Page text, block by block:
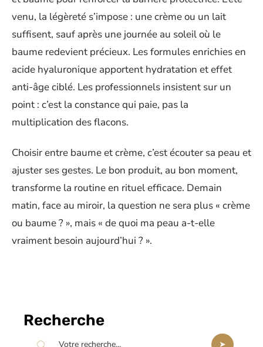
venu, la légèreté s’impose : une crème ou un lait
suffisent, sauf après une journée au soleil où le
baume redevient précieux. Les formules enrichies en
acide hyaluronique apportent hydratation et effet
anti-âge ciblé. Les professionnels insistent sur un
point : c’est la constance qui paie, pas la
multiplication des flacons.
Choisir entre baume et crème, c’est écouter sa peau et
ajuster ses gestes. Le bon produit, au bon moment,
transforme la routine en rituel efficace. Demain
matin, face au miroir, la question ne sera plus « crème
ou baume ? », mais « de quoi ma peau a-t-elle
vraiment besoin aujourd’hui ? ».
Recherche